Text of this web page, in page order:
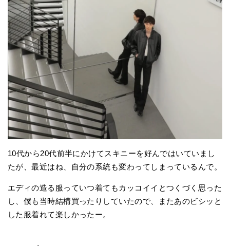
10代から20代前半にかけてスキニーを好んではいていまし
たが、最近はね、自分の系統も変わってしまっているんで。
エディの造る服っていつ着てもカッコイイとつくづく思った
し、僕も当時結構買ったりしていたので、またあのビシッと
した服着れて楽しかったー。